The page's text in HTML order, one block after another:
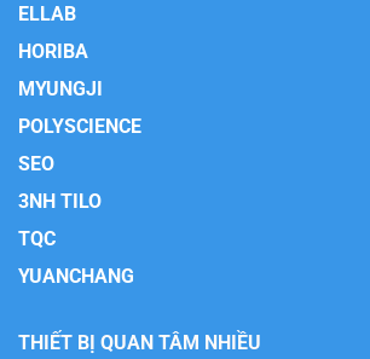
ELLAB
HORIBA
MYUNGJI
POLYSCIENCE
SEO
3NH TILO
TQC
YUANCHANG
THIẾT BỊ QUAN TÂM NHIỀU